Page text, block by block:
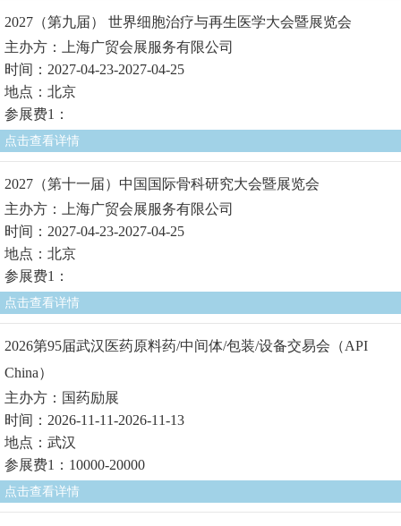
2027（第九届） 世界细胞治疗与再生医学大会暨展览会
主办方：上海广贸会展服务有限公司
时间：2027-04-23-2027-04-25
地点：北京
参展费1：
点击查看详情
2027（第十一届）中国国际骨科研究大会暨展览会
主办方：上海广贸会展服务有限公司
时间：2027-04-23-2027-04-25
地点：北京
参展费1：
点击查看详情
2026第95届武汉医药原料药/中间体/包装/设备交易会（API
China）
主办方：国药励展
时间：2026-11-11-2026-11-13
地点：武汉
参展费1：10000-20000
点击查看详情